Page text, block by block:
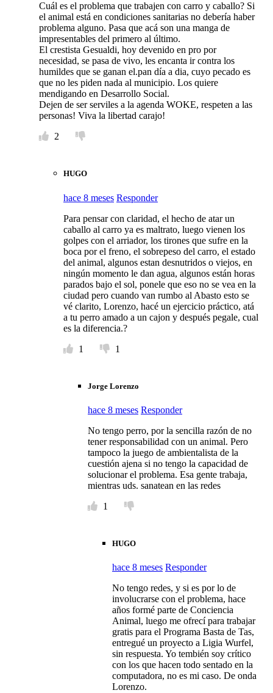
Cuál es el problema que trabajen con carro y caballo? Si
el animal está en condiciones sanitarias no debería haber
problema alguno. Pasa que acá son una manga de
impresentables del primero al último.
El crestista Gesualdi, hoy devenido en pro por
necesidad, se pasa de vivo, les encanta ir contra los
humildes que se ganan el.pan día a dia, cuyo pecado es
que no les piden nada al municipio. Los quiere
mendigando en Desarrollo Social.
Dejen de ser serviles a la agenda WOKE, respeten a las
personas! Viva la libertad carajo!
2
HUGO
hace 8 meses Responder
Para pensar con claridad, el hecho de atar un
caballo al carro ya es maltrato, luego vienen los
golpes con el arriador, los tirones que sufre en la
boca por el freno, el sobrepeso del carro, el estado
del animal, algunos estan desnutridos o viejos, en
ningún momento le dan agua, algunos están horas
parados bajo el sol, ponele que eso no se vea en la
ciudad pero cuando van rumbo al Abasto esto se
vé clarito, Lorenzo, hacé un ejercicio práctico, atá
a tu perro amado a un cajon y después pegale, cual
es la diferencia.?
1
1
Jorge Lorenzo
hace 8 meses Responder
No tengo perro, por la sencilla razón de no
tener responsabilidad con un animal. Pero
tampoco la juego de ambientalista de la
cuestión ajena si no tengo la capacidad de
solucionar el problema. Esa gente trabaja,
mientras uds. sanatean en las redes
1
HUGO
hace 8 meses Responder
No tengo redes, y si es por lo de
involucrarse con el problema, hace
años formé parte de Conciencia
Animal, luego me ofrecí para trabajar
gratis para el Programa Basta de Tas,
entregué un proyecto a Ligia Wurfel,
sin respuesta. Yo tembién soy crítico
con los que hacen todo sentado en la
computadora, no es mi caso. De onda
Lorenzo.